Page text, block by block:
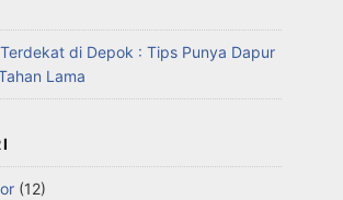
di Depok : Tips Punya Dapur
Lama
(12)